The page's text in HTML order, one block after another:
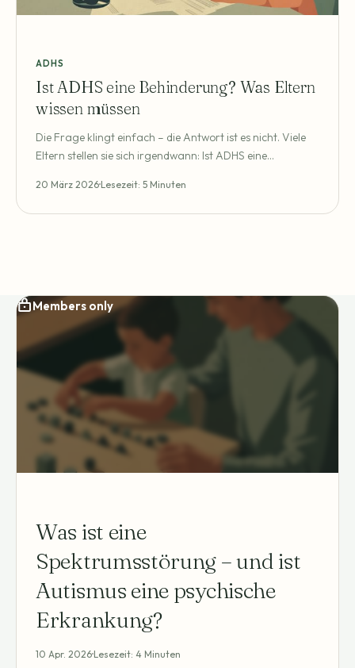
ADHS
Ist ADHS eine Behinderung? Was Eltern
wissen müssen
Die Frage klingt einfach – die Antwort ist es nicht. Viele
Eltern stellen sie sich irgendwann: Ist ADHS eine
betrachten, sondern weil sie wissen wollen, welche Rechte
und Unterstützungsmöglichkeiten es gibt. Schule,
20 März 2026 Lesezeit: 5 Minuten
Members only
Was ist eine
Spektrumsstörung – und ist
Autismus eine psychische
Erkrankung?
10 Apr. 2026 Lesezeit: 4 Minuten